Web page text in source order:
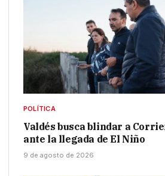
POLÍTICA
Valdés busca blindar a
ante la llegada de El Niño
9 de agosto de 2026